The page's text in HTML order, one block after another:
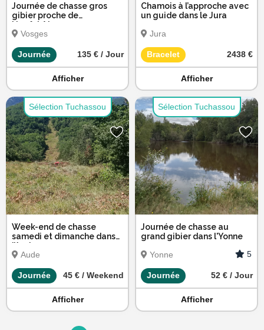
Journée de chasse gros
gibier proche de
Neufchâteau
Vosges
Journée 135 € / Jour
Afficher
Chamois à l’approche avec
un guide dans le Jura
Jura
Bracelet 2438 €
Afficher
Sélection Tuchassou
Week-end de chasse
samedi et dimanche dans
l’Aude
Aude
Journée 45 € / Weekend
Afficher
Sélection Tuchassou
Journée de chasse au
grand gibier dans l'Yonne
Yonne
5
Journée 52 € / Jour
Afficher